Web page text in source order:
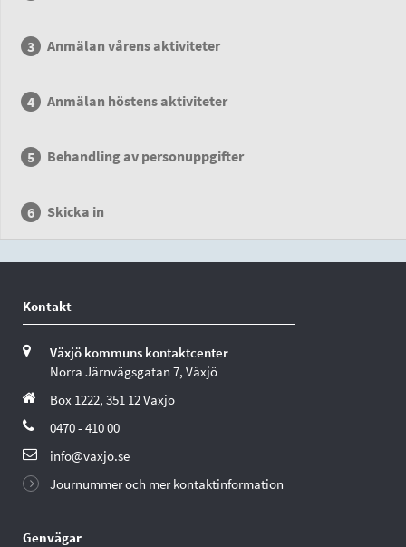
Anmälan vårens aktiviteter
Anmälan höstens aktiviteter
Behandling av personuppgifter
Skicka in
Kontakt
Växjö kommuns kontaktcenter
Norra Järnvägsgatan 7, Växjö
Box 1222, 351 12 Växjö
0470 - 410 00
info@vaxjo.se
Journummer och mer kontaktinformation
Genvägar